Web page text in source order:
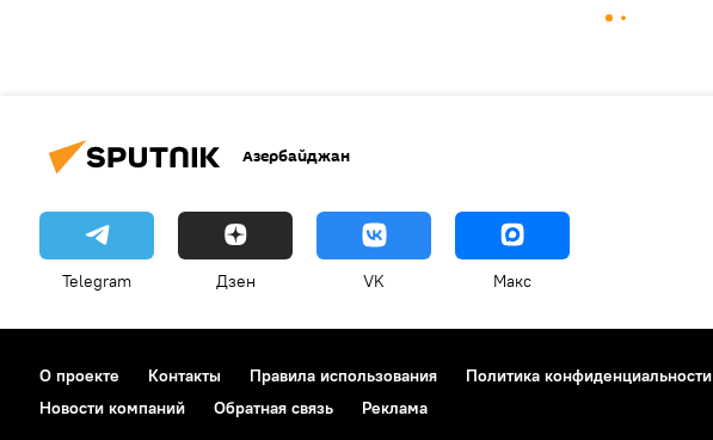
Азербайджан
Telegram Дзен VK Макс
О проекте Контакты Правила использования Политика конфиденциальности
Новости компаний
Обратная связь Реклама